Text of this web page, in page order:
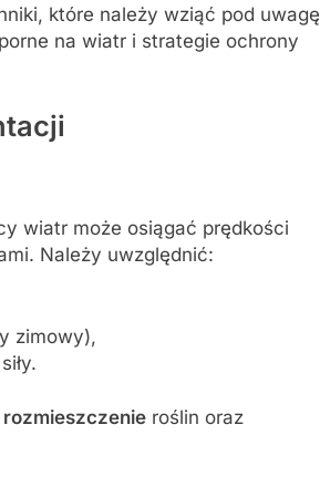
które należy wziąć pod uwagę
na wiatr i strategie ochrony
wiatr może osiągać prędkości
Należy uwzględnić:
zimowy),
rozmieszczenie roślin oraz